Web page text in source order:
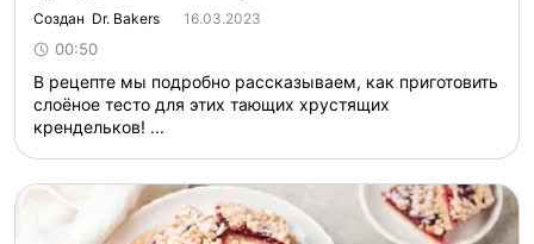
Создан Dr. Bakers 16.03.2023
00:50
В рецепте мы подробно рассказываем, как приготовить
слоёное тесто для этих тающих хрустящих
крендельков! ...